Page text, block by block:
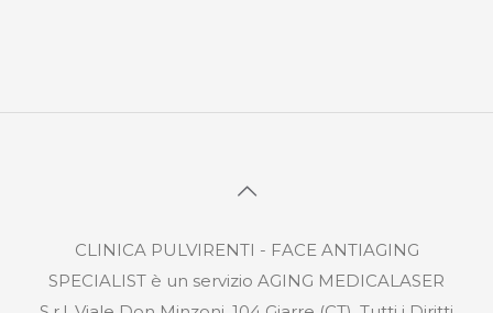
CLINICA PULVIRENTI - FACE ANTIAGING
SPECIALIST è un servizio AGING MEDICALASER